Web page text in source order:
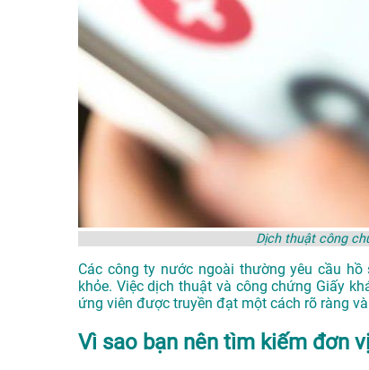
Dịch thuật công
Các công ty nước ngoài thường yêu cầu
khỏe. Việc dịch thuật và công chứng Giấy
ứng viên được truyền đạt một cách rõ ràng
Vì sao bạn nên tìm kiếm đơn